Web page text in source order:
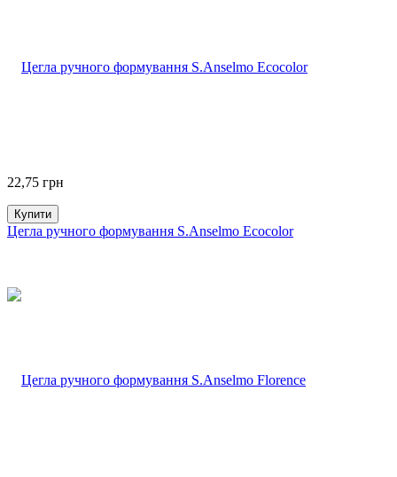
22,75 грн
Купити
Цегла ручного формування S.Anselmo Ecocolor